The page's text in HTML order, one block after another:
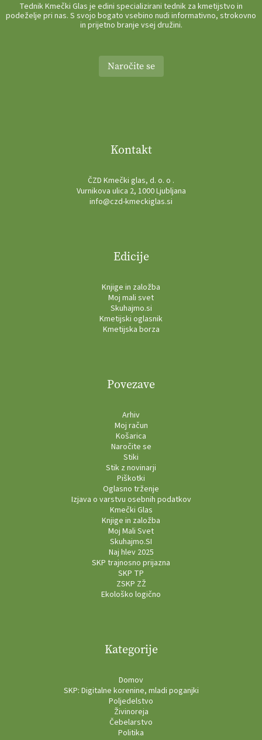
Tednik Kmečki Glas je edini specializirani tednik za kmetijstvo in
podeželje pri nas. S svojo bogato vsebino nudi informativno, strokovno
in prijetno branje vsej družini.
Naročite se
Kontakt
ČZD Kmečki glas, d. o. o .
Vurnikova ulica 2, 1000 Ljubljana
info@czd-kmeckiglas.si
Edicije
Knjige in založba
Moj mali svet
Skuhajmo.si
Kmetijski oglasnik
Kmetijska borza
Povezave
Arhiv
Moj račun
Košarica
Naročite se
Stiki
Stik z novinarji
Piškotki
Oglasno trženje
Izjava o varstvu osebnih podatkov
Kmečki Glas
Knjige in založba
Moj Mali Svet
Skuhajmo.SI
Naj hlev 2025
SKP trajnosno prijazna
SKP TP
ZSKP ZŽ
Ekološko logično
Kategorije
Domov
SKP: Digitalne korenine, mladi poganjki
Poljedelstvo
Živinoreja
Čebelarstvo
Politika